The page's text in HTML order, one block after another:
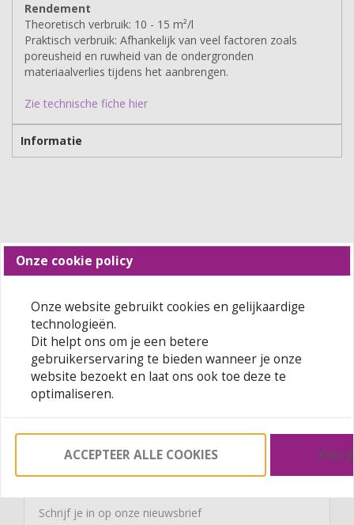
Rendement
Theoretisch verbruik: 10 - 15 m²/l
Praktisch verbruik: Afhankelijk van veel factoren zoals
poreusheid en ruwheid van de ondergronden
materiaalverlies tijdens het aanbrengen.
Zie technische fiche hier
Informatie
Merken
Onze cookie policy
Onze website gebruikt cookies en gelijkaardige
technologieën.
Dit helpt ons om je een betere
gebruikerservaring te bieden wanneer je onze
website bezoekt en laat ons ook toe deze te
optimaliseren.
ACCEPTEER ALLE COOKIES Kies